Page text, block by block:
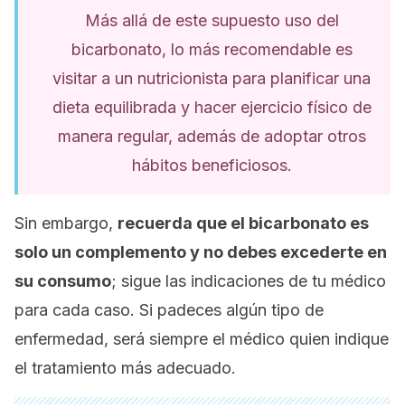
Más allá de este supuesto uso del
bicarbonato, lo más recomendable es
visitar a un nutricionista para planificar una
dieta equilibrada y hacer ejercicio físico de
manera regular, además de adoptar otros
hábitos beneficiosos.
Sin embargo, recuerda que el bicarbonato es
solo un complemento y no debes excederte en
su consumo; sigue las indicaciones de tu médico
para cada caso. Si padeces algún tipo de
enfermedad, será siempre el médico quien indique
el tratamiento más adecuado.